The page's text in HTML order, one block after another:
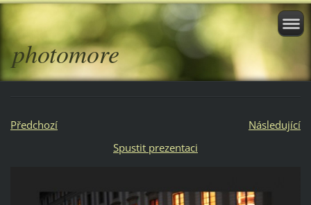
photomore
Předchozí
Následující
Spustit prezentaci